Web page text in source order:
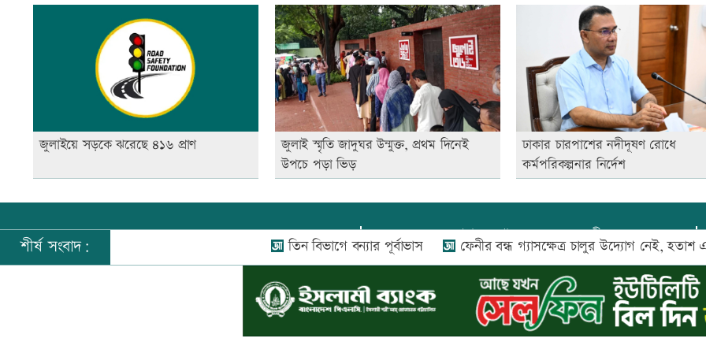
জুলাইয়ে সড়কে ঝরেছে ৪১৬ প্রাণ
জুলাই স্মৃতি জাদুঘর উন্মুক্ত, প্রথম দিনেই
উপচে পড়া ভিড়
ঢাকার চারপাশের নদীদূষণ রোধে
কর্মপরিকল্পনার নির্দেশ
প্রধান সম্পাদক:আফজাল বারী
প্রোমিতা আফরিন কর্তৃক সম্পাদিত ও প্রকাশিত
সি-৫০১, ৬ষ্ঠতলা, আল রাজী কমপ্লেক্স, ১৬৬-১৬৭
শহীদ সৈয়দ নজরুল ইসলাম সরণি, পুরানা পল্টন, ঢাকা-১০০০
শীর্ষ সংবাদ: তিন বিভাগে বন্যার পূর্বাভাস ফেনীর বন্ধ গ্যাসক্ষেত্র চালুর উদ্যোগ নেই, হতাশ